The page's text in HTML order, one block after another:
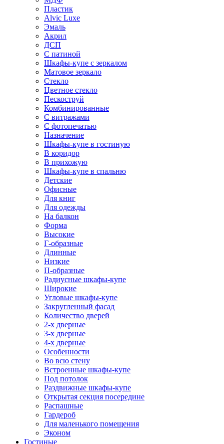
Пластик
Alvic Luxe
Эмаль
Акрил
ДСП
С патиной
Шкафы-купе с зеркалом
Матовое зеркало
Стекло
Цветное стекло
Пескоструй
Комбинированные
С витражами
С фотопечатью
Назначение
Шкафы-купе в гостиную
В коридор
В прихожую
Шкафы-купе в спальню
Детские
Офисные
Для книг
Для одежды
На балкон
Форма
Высокие
Г-образные
Длинные
Низкие
П-образные
Радиусные шкафы-купе
Широкие
Угловые шкафы-купе
Закругленный фасад
Количество дверей
2-х дверные
3-х дверные
4-х дверные
Особенности
Во всю стену
Встроенные шкафы-купе
Под потолок
Раздвижные шкафы-купе
Открытая секция посередине
Распашные
Гардероб
Для маленького помещения
Эконом
Гостиные